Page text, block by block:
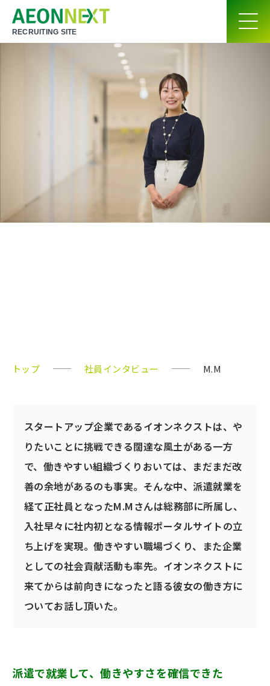
RECRUITING SITE
トップ 社員インタビュー M.M
スタートアップ企業であるイオンネクストは、や
りたいことに挑戦できる闊達な風土がある一方
で、働きやすい組織づくりおいては、まだまだ改
善の余地があるのも事実。そんな中、派遣就業を
経て正社員となったM.Mさんは総務部に所属し、
入社早々に社内初となる情報ポータルサイトの立
ち上げを実現。働きやすい職場づくり、また企業
としての社会貢献活動も率先。イオンネクストに
来てからは前向きになったと語る彼女の働き方に
ついてお話し頂いた。
派遣で就業して、働きやすさを確信できた